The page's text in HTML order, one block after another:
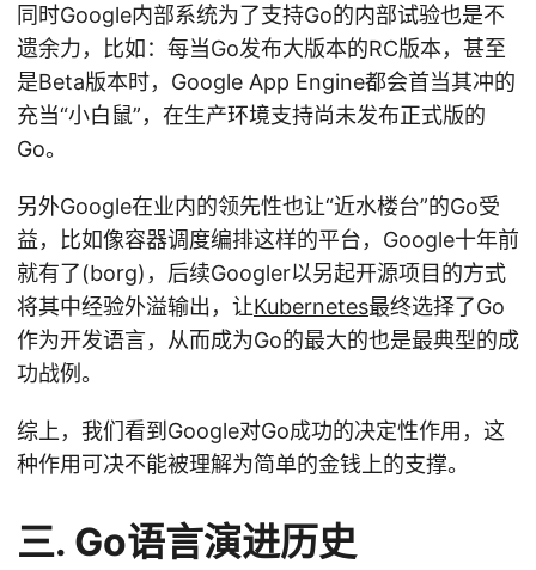
同时Google内部系统为了支持Go的内部试验也是不
遗余力，比如：每当Go发布大版本的RC版本，甚至
是Beta版本时，Google App Engine都会首当其冲的
充当“小白鼠”，在生产环境支持尚未发布正式版的
Go。
另外Google在业内的领先性也让“近水楼台”的Go受
益，比如像容器调度编排这样的平台，Google十年前
就有了(borg)，后续Googler以另起开源项目的方式
将其中经验外溢输出，让Kubernetes最终选择了Go
作为开发语言，从而成为Go的最大的也是最典型的成
功战例。
综上，我们看到Google对Go成功的决定性作用，这
种作用可决不能被理解为简单的金钱上的支撑。
三. Go语言演进历史